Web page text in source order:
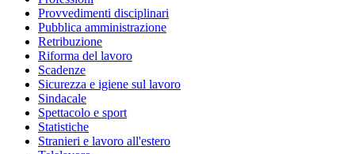
Provvedimenti disciplinari
Pubblica amministrazione
Retribuzione
Riforma del lavoro
Scadenze
Sicurezza e igiene sul lavoro
Sindacale
Spettacolo e sport
Statistiche
Stranieri e lavoro all'estero